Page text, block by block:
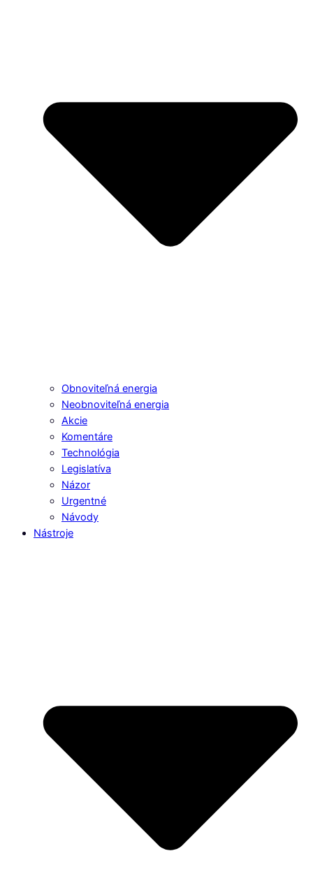
Obnoviteľná energia
Neobnoviteľná energia
Akcie
Komentáre
Technológia
Legislatíva
Názor
Urgentné
Návody
Nástroje